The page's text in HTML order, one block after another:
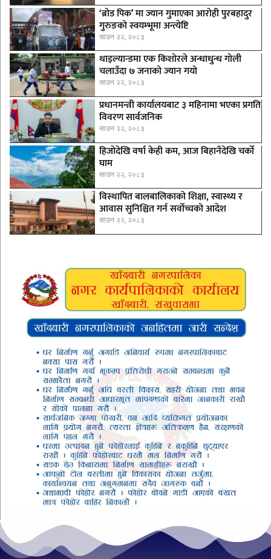
‘ब्रोड पिक’ मा ज्यान गुमाएका आराेही पुरबहादुर
गुरुङको स्वयम्भूमा अन्त्येष्टि
साउन २२, २०८३
थाइल्यान्डमा एक किशोरले अन्धाधुन्ध गोली
चलाउँदा ७ जनाको ज्यान गयो
साउन २२, २०८३
प्रधानमन्त्री कार्यालयबाट ३ महिनामा भएका प्रगति
विवरण सार्वजनिक
साउन २२, २०८३
हिजोदेखि वर्षा केही कम, आज बिहानैदेखि चर्को
घाम
साउन २२, २०८३
विस्थापित बालबालिकाको शिक्षा, स्वास्थ्य र
आवास सुनिश्चित गर्न सर्वोच्चको आदेश
साउन २२, २०८३